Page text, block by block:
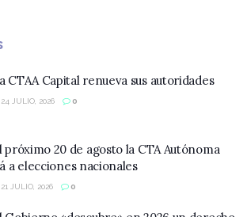
CTAA Capital renueva sus autoridades
24 JULIO, 2026 0
próximo 20 de agosto la CTA Autónoma
a elecciones nacionales
21 JULIO, 2026 0